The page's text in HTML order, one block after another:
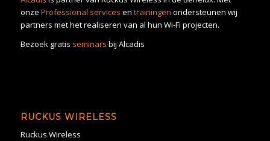
onze Professional services en trainingen ondersteunen wij
partners met het realiseren van al hun Wi-Fi projecten.
Bezoek gratis seminars bij Alcadis
RUCKUS WIRELESS
Ruckus Wireless